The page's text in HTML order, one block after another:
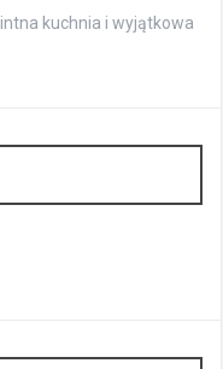
kuchnia i wyjątkowa